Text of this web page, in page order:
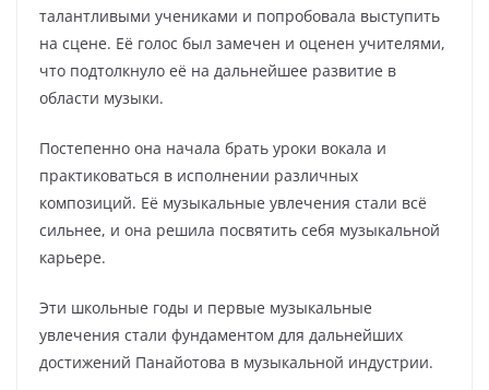
талантливыми учениками и попробовала выступить
на сцене. Её голос был замечен и оценен учителями,
что подтолкнуло её на дальнейшее развитие в
области музыки.
Постепенно она начала брать уроки вокала и
практиковаться в исполнении различных
композиций. Её музыкальные увлечения стали всё
сильнее, и она решила посвятить себя музыкальной
карьере.
Эти школьные годы и первые музыкальные
увлечения стали фундаментом для дальнейших
достижений Панайотова в музыкальной индустрии.